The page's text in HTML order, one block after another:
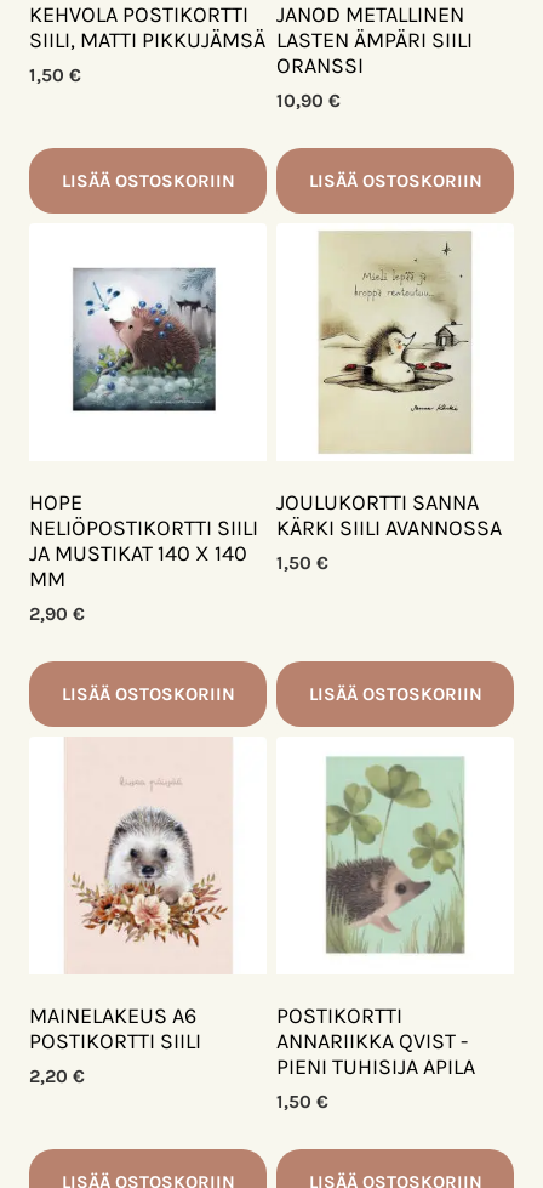
KEHVOLA POSTIKORTTI
SIILI, MATTI PIKKUJÄMSÄ
1,50 €
LISÄÄ OSTOSKORIIN
JANOD METALLINEN
LASTEN ÄMPÄRI SIILI
ORANSSI
10,90 €
LISÄÄ OSTOSKORIIN
HOPE
NELIÖPOSTIKORTTI SIILI
JA MUSTIKAT 140 X 140
MM
2,90 €
LISÄÄ OSTOSKORIIN
JOULUKORTTI SANNA
KÄRKI SIILI AVANNOSSA
1,50 €
LISÄÄ OSTOSKORIIN
MAINELAKEUS A6
POSTIKORTTI SIILI
2,20 €
LISÄÄ OSTOSKORIIN
POSTIKORTTI
ANNARIIKKA QVIST -
PIENI TUHISIJA APILA
1,50 €
LISÄÄ OSTOSKORIIN